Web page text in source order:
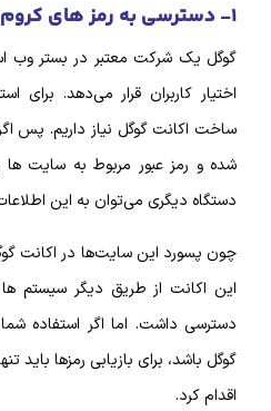
۱- دسترسی به رمز‌ های کروم در سیستمی دیگر
گوگل یک شرکت معتبر در بستر وب
اختیار کاربران قرار می‌دهد. برای
ساخت اکانت گوگل نیاز داریم. پس
شده و رمز عبور مربوط به سایت‌ ها
دستگاه دیگری می‌توان به این
چون پسورد این سایت‌ها در اکانت
این اکانت از طریق دیگر سیستم‌
دسترسی داشت. اما اگر استفاده
گوگل باشد، برای بازیابی رمز‌ها باید
اقدام کرد.